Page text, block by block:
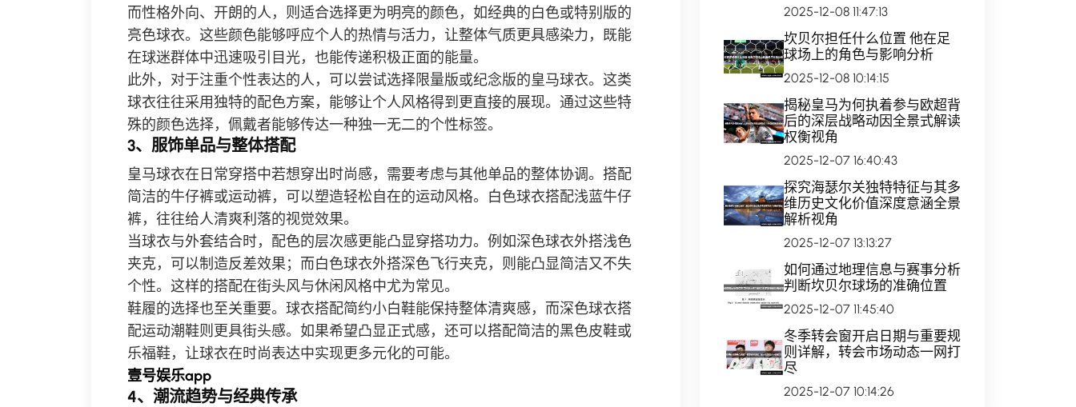
而性格外向、开朗的人，则适合选择更为明亮的颜色，如经典的白色或特别版的
亮色球衣。这些颜色能够呼应个人的热情与活力，让整体气质更具感染力，既能
在球迷群体中迅速吸引目光，也能传递积极正面的能量。
此外，对于注重个性表达的人，可以尝试选择限量版或纪念版的皇马球衣。这类
球衣往往采用独特的配色方案，能够让个人风格得到更直接的展现。通过这些特
殊的颜色选择，佩戴者能够传达一种独一无二的个性标签。
3、服饰单品与整体搭配
皇马球衣在日常穿搭中若想穿出时尚感，需要考虑与其他单品的整体协调。搭配
简洁的牛仔裤或运动裤，可以塑造轻松自在的运动风格。白色球衣搭配浅蓝牛仔
裤，往往给人清爽利落的视觉效果。
当球衣与外套结合时，配色的层次感更能凸显穿搭功力。例如深色球衣外搭浅色
夹克，可以制造反差效果；而白色球衣外搭深色飞行夹克，则能凸显简洁又不失
个性。这样的搭配在街头风与休闲风格中尤为常见。
鞋履的选择也至关重要。球衣搭配简约小白鞋能保持整体清爽感，而深色球衣搭
配运动潮鞋则更具街头感。如果希望凸显正式感，还可以搭配简洁的黑色皮鞋或
乐福鞋，让球衣在时尚表达中实现更多元化的可能。
壹号娱乐app
4、潮流趋势与经典传承
2025-12-08 11:47:13
坎贝尔担任什么位置 他在足
球场上的角色与影响分析
2025-12-08 10:14:15
揭秘皇马为何执着参与欧超背
后的深层战略动因全景式解读
权衡视角
2025-12-07 16:40:43
探究海瑟尔关独特特征与其多
维历史文化价值深度意涵全景
解析视角
2025-12-07 13:13:27
如何通过地理信息与赛事分析
判断坎贝尔球场的准确位置
2025-12-07 11:45:40
冬季转会窗开启日期与重要规
则详解，转会市场动态一网打
尽
2025-12-07 10:14:26